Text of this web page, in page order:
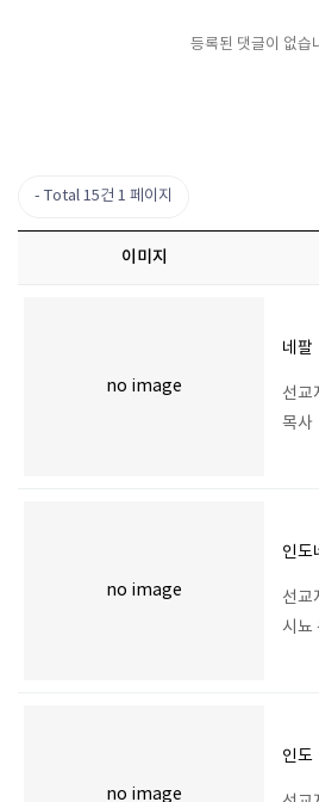
등록된 댓글이 없습
Total 15건 1 페이지
이미지
no image
네팔
선교
목사
no image
인도
선교
시뇨
no image
인도